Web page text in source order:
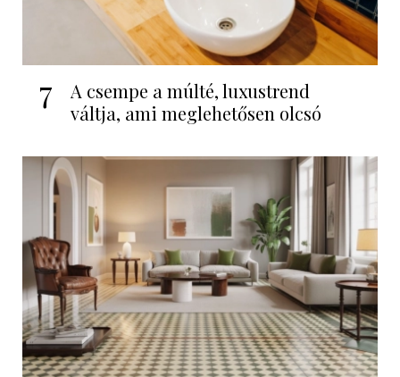
7
A csempe a múlté, luxustrend
váltja, ami meglehetősen olcsó